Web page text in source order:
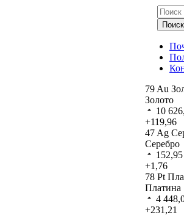
Поиск
79 Au
Золото
10
+119,96
47 Ag
Серебро
152,95
+1,76
78 Pt
Платина
4
+231,21